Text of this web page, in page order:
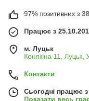
97% позитивних з
Працює з
м. Луцьк
Конякіна 11, Луцьк,
Контакти
Сьогодні працює
Показати весь